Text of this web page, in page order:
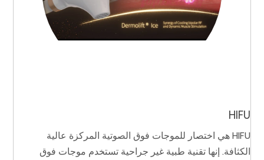
HIFU
HIFU هي اختصار للموجات فوق الصوتية المركزة عالية
الكثافة. إنها تقنية طبية غير جراحية تستخدم موجات فوق